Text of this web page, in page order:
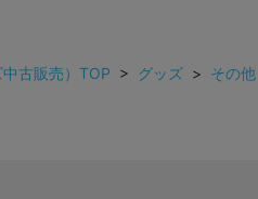
古販売）TOP > グッズ > その他